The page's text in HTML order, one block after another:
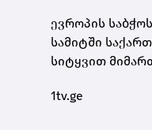
ევროპის
სამიტში
სიტყვით
1tv.ge